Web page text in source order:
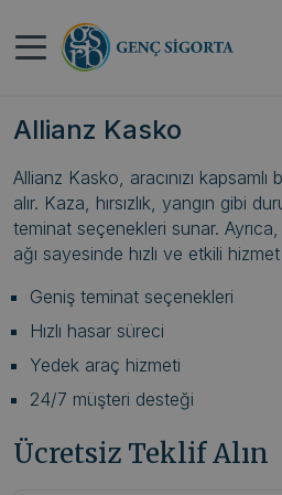
Anasayfa>
ve Fiyatları
Allianz Kasko
Allianz Kasko, aracınızı
alır. Kaza, hırsızlık, yangın gibi
teminat seçenekleri sunar. Ayrıca,
ağı sayesinde hızlı ve etkili
Geniş teminat seçenekleri
Hızlı hasar süreci
Yedek araç hizmeti
24/7 müşteri desteği
Ücretsiz Teklif Alın